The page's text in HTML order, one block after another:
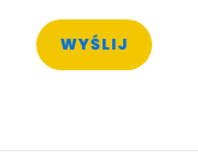
WYŚLIJ